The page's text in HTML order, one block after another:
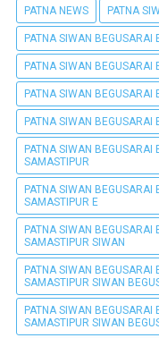
PATNA NEWS PATNA
PATNA SIWAN BEGUSARAI
PATNA SIWAN BEGUSARAI
PATNA SIWAN BEGUSARAI
PATNA SIWAN
PATNA SIWAN
SAMASTIPUR
PATNA SIWAN
SAMASTIPUR E
PATNA SIWAN
SAMASTIPUR SIWAN
PATNA SIWAN
SAMASTIPUR SIWAN
PATNA SIWAN
SAMASTIPUR SIWAN